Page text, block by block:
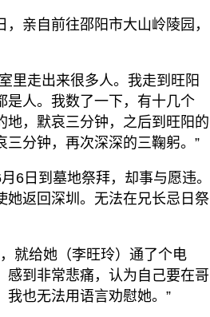
亲自前往邵阳市大山岭陵园，
里走出来很多人。我走到旺阳
是人。我数了一下，有十几个
地，默哀三分钟，之后到旺阳的
分钟，再次深深的三鞠躬。”
6日到墓地祭拜，却事与愿违。
她返回深圳。无法在兄长忌日祭
就给她（李旺玲）通了个电
感到非常悲痛，认为自己要在哥
也无法用语言劝慰她。”